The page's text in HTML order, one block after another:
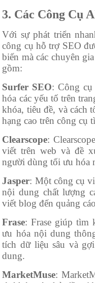
3. Các Công Cụ
Với sự phát triển
công cụ hỗ trợ SEO
biến mà các chuyên
gồm:
Surfer SEO: Công
hóa các yếu tố trên
khóa, tiêu đề, và cách
hạng cao trên công cụ
Clearscope:
viết trên web và đề
người dùng tối ưu hóa
Jasper: Một công cụ
nội dung chất lượng
viết blog đến quảng
Frase: Frase giúp tìm
ưu hóa nội dung
tích dữ liệu sâu và
dung.
MarketMuse: